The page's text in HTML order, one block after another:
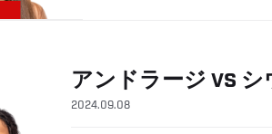
アンドラージ VS シ
2024.09.08